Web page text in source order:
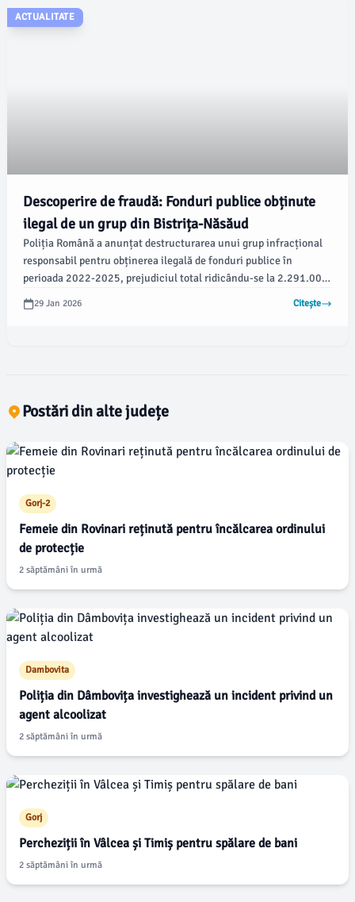
ACTUALITATE
Descoperire de fraudă: Fonduri publice obținute
ilegal de un grup din Bistrița-Năsăud
Poliția Română a anunțat destructurarea unui grup infracțional
responsabil pentru obținerea ilegală de fonduri publice în
perioada 2022-2025, prejudiciul total ridicându-se la 2.291.000
de lei. În urma perchezițiilor, autoritățile au găsit mai multe
documente și obiecte relevante pentru anchetă.
29 Jan 2026 Citește
Postări din alte județe
Gorj-2
Femeie din Rovinari reținută pentru încălcarea ordinului
de protecție
2 săptămâni în urmă
Dambovita
Poliția din Dâmbovița investighează un incident privind un
agent alcoolizat
2 săptămâni în urmă
Gorj
Percheziții în Vâlcea și Timiș pentru spălare de bani
2 săptămâni în urmă